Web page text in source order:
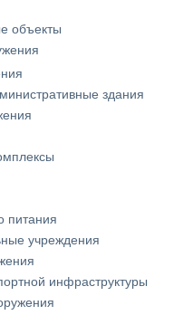
объекты
здания
питания
учреждения
инфраструктуры